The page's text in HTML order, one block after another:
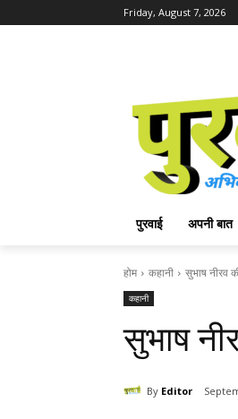
Friday, August 7, 2026
पुरवाई अपनी बात
होम कहानी सुभाष नीरव
कहानी
सुभाष
By Editor